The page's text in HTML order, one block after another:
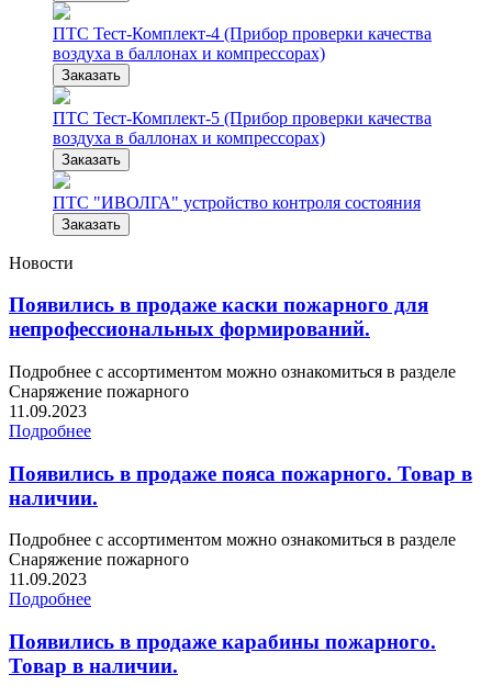
ПТС Тест-Комплект-4 (Прибор проверки качества
воздуха в баллонах и компрессорах)
Заказать
ПТС Тест-Комплект-5 (Прибор проверки качества
воздуха в баллонах и компрессорах)
Заказать
ПТС "ИВОЛГА" устройство контроля состояния
Заказать
Новости
Появились в продаже каски пожарного для
непрофессиональных формирований.
Подробнее с ассортиментом можно ознакомиться в разделе
Снаряжение пожарного
11.09.2023
Подробнее
Появились в продаже пояса пожарного. Товар в
наличии.
Подробнее с ассортиментом можно ознакомиться в разделе
Снаряжение пожарного
11.09.2023
Подробнее
Появились в продаже карабины пожарного.
Товар в наличии.